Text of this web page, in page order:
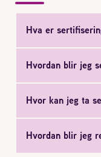
Sykdom hos bier
Prosjekter
Norges
Hva er
Hvordan blir jeg
Hvor kan jeg ta
Hvordan blir jeg